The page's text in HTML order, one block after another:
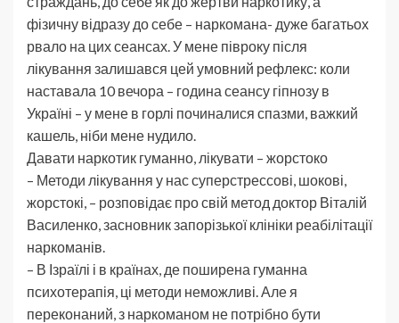
фізичну відразу до себе – наркомана- дуже багатьох
рвало на цих сеансах. У мене півроку після
лікування залишався цей умовний рефлекс: коли
наставала 10 вечора – година сеансу гіпнозу в
Україні – у мене в горлі починалися спазми, важкий
кашель, ніби мене нудило.
Давати наркотик гуманно, лікувати – жорстоко
– Методи лікування у нас суперстрессові, шокові,
жорстокі, – розповідає про свій метод доктор Віталій
Василенко, засновник запорізької клініки реабілітації
наркоманів.
– В Ізраїлі і в країнах, де поширена гуманна
психотерапія, ці методи неможливі. Але я
переконаний, з наркоманом не потрібно бути